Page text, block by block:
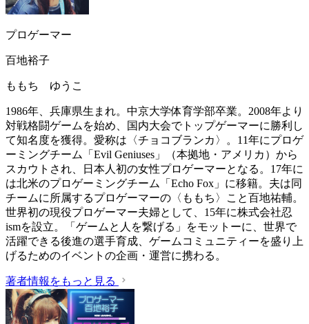
プロゲーマー
百地裕子
ももち ゆうこ
1986年、兵庫県生まれ。中京大学体育学部卒業。2008年より
対戦格闘ゲームを始め、国内大会でトップゲーマーに勝利し
て知名度を獲得。愛称は〈チョコブランカ〉。11年にプロゲ
ーミングチーム「Evil Geniuses」（本拠地・アメリカ）から
スカウトされ、日本人初の女性プロゲーマーとなる。17年に
は北米のプロゲーミングチーム「Echo Fox」に移籍。夫は同
チームに所属するプロゲーマーの〈ももち〉こと百地祐輔。
世界初の現役プロゲーマー夫婦として、15年に株式会社忍
ismを設立。「ゲームと人を繋げる」をモットーに、世界で
活躍できる後進の選手育成、ゲームコミュニティーを盛り上
げるためのイベントの企画・運営に携わる。
著者情報をもっと見る